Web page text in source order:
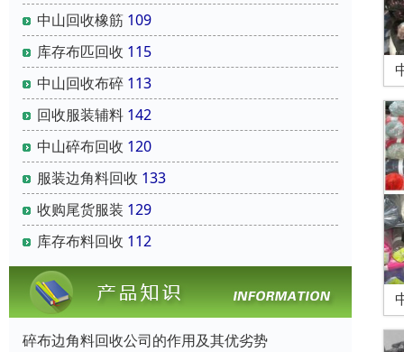
中山回收橡筋 109
库存布匹回收 115
中山回收布碎 113
回收服装辅料 142
中山碎布回收 120
服装边角料回收 133
收购尾货服装 129
库存布料回收 112
碎布边角料回收公司的作用及其优劣势